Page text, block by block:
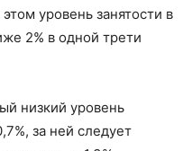
уровень занятости в
2% в одной трети
низкий уровень
за ней следует